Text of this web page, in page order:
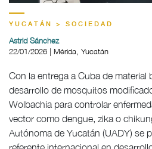
YUCATÁN > SOCIEDAD
Astrid Sánchez
22/01/2026 | Mérida, Yucatán
Con la entrega a Cuba de material
desarrollo de mosquitos
Wolbachia para controlar
vector como dengue, zika o
Autónoma de Yucatán (UADY) se